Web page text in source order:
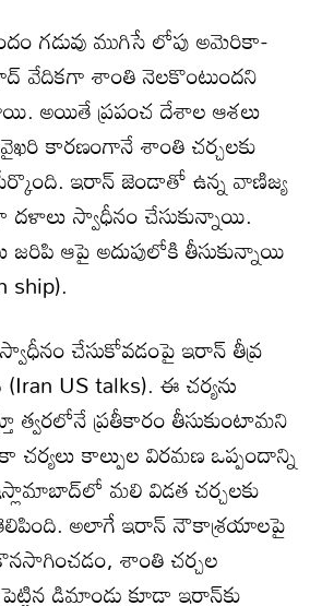
గడువు ముగిసే లోపు అమెరికా-
వేదికగా శాంతి నెలకొంటుందని
అయితే ప్రపంచ దేశాల ఆశలు
కారణంగానే శాంతి చర్చలకు
ఇరాన్‌ జెండాతో ఉన్న వాణిజ్య
స్వాధీనం చేసుకున్నాయి.
జరిపి ఆపై అదుపులోకి తీసుకున్నాయి
ship).
చేసుకోవడంపై ఇరాన్ తీవ్ర
(Iran US talks). ఈ చర్యను
ప్రతీకారం తీసుకుంటామని
కాల్పుల విరమణ ఒప్పందాన్ని
మలి విడత చర్చలకు
అలాగే ఇరాన్ నౌకాశ్రయాలపై
శాంతి చర్చల
డిమాండ్లు కూడా ఇరాన్‌కు